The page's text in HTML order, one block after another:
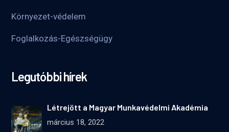
Környezet-védelem
Foglalkozás-Egészségügy
Legutóbbi hírek
Létrejött a Magyar Munkavédelmi Akadémia
március 18, 2022